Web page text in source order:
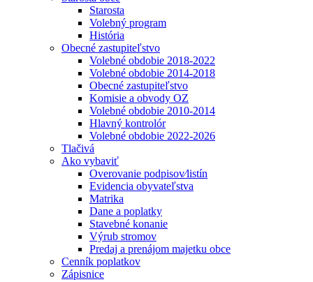
Starosta
Volebný program
História
Obecné zastupiteľstvo
Volebné obdobie 2018-2022
Volebné obdobie 2014-2018
Obecné zastupiteľstvo
Komisie a obvody OZ
Volebné obdobie 2010-2014
Hlavný kontrolór
Volebné obdobie 2022-2026
Tlačivá
Ako vybaviť
Overovanie podpisov⁄listín
Evidencia obyvateľstva
Matrika
Dane a poplatky
Stavebné konanie
Výrub stromov
Predaj a prenájom majetku obce
Cenník poplatkov
Zápisnice